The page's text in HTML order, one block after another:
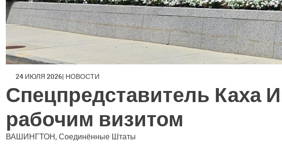
24 ИЮЛЯ 2026 НОВОСТИ
Спецпредставитель Каха
рабочим визитом
ВАШИНГТОН, Соединённые Штаты